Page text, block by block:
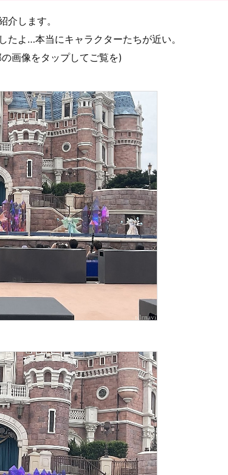
介します。
たよ…本当にキャラクターたちが近い。
画像をタップしてご覧を)